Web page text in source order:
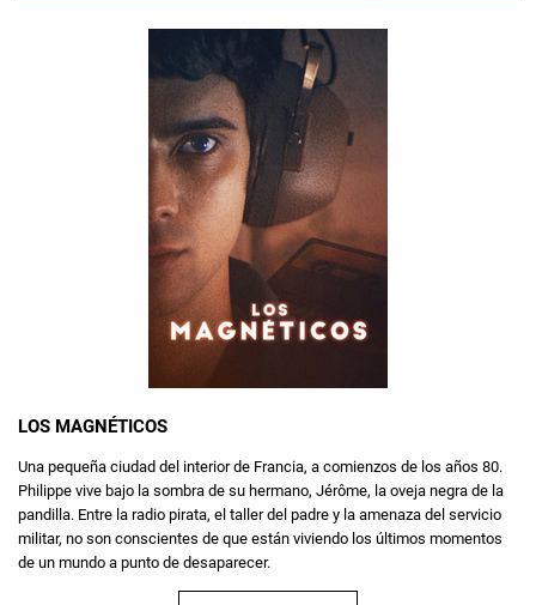
LOS MAGNÉTICOS
Una pequeña ciudad del interior de Francia, a comienzos de los años 80.
Philippe vive bajo la sombra de su hermano, Jérôme, la oveja negra de la
pandilla. Entre la radio pirata, el taller del padre y la amenaza del servicio
militar, no son conscientes de que están viviendo los últimos momentos
de un mundo a punto de desaparecer.